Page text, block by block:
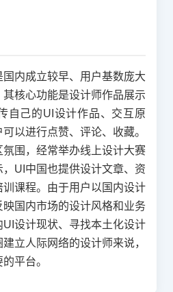
内成立较早、用户基数庞大
核心功能是设计师作品展示
自己的UI设计作品、交互原
以进行点赞、评论、收藏。
围，经常举办线上设计大赛
UI中国也提供设计文章、资
课程。由于用户以国内设计
国内市场的设计风格和业务
设计现状、寻找本土化设计
立人际网络的设计师来说，
平台。